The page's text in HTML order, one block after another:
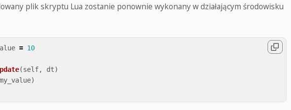
plik skryptu Lua zostanie ponownie wykonany w działającym środowisku
= 10
(self, dt)
my_value)